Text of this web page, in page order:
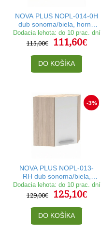
NOVA PLUS NOPL-014-0H
dub sonoma/biela, horná
skrinka v šírke 80 cm
Dodacia lehota: do 10 prac. dní
115,00€
111,60€
DO KOŠÍKA
-3%
NOVA PLUS NOPL-013-
RH dub sonoma/biela,
horná rohová skrinka v
šírke 60x60 cm
Dodacia lehota: do 10 prac. dní
129,00€
125,10€
DO KOŠÍKA